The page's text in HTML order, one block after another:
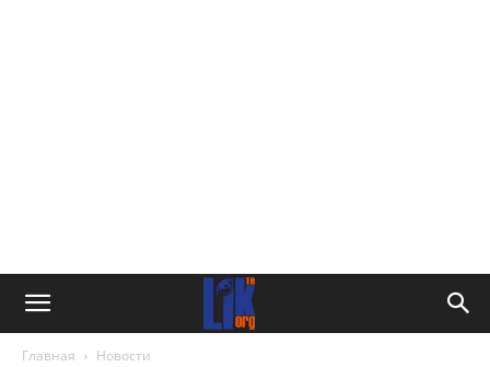
Главная Новости